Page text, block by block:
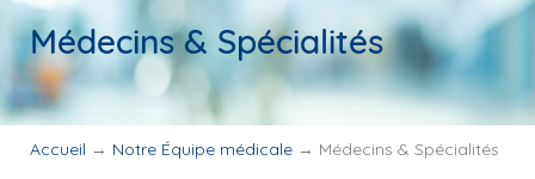
Médecins & Spécialités
Accueil → Notre Équipe médicale → Médecins & Spécialités